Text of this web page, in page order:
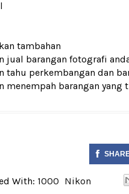
tambahan
jual barangan fotografi
tahu perkembangan dan
menempah barangan
With: 1000 Nikon